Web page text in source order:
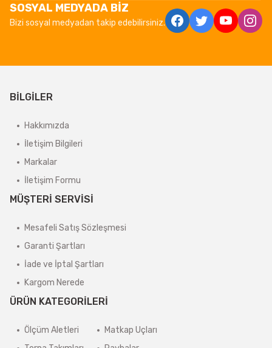
SOSYAL MEDYADA BİZ
Bizi sosyal medyadan takip edebilirsiniz.
BİLGİLER
Hakkımızda
İletişim Bilgileri
Markalar
İletişim Formu
MÜŞTERİ SERVİSİ
Mesafeli Satış Sözleşmesi
Garanti Şartları
İade ve İptal Şartları
Kargom Nerede
ÜRÜN KATEGORİLERİ
Ölçüm Aletleri
Matkap Uçları